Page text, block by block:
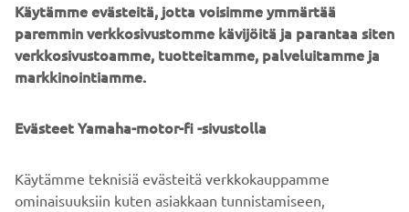
F20 BEPL .......... 4 199 € ....... Kaukohallintalaite,
sähkökäynnistys, sähkökippi
Perämoottorin mallimerkinnän viimeinen kirjain
S = lyhyt (~ 380 mm), L = pitkä (~ 510 mm), X =
Käytämme evästeitä, jotta voisimme ymmärtää
paremmin verkkosivustomme kävijöitä ja parantaa siten
verkkosivustoamme, tuotteitamme, palveluitamme ja
markkinointiamme.
Evästeet Yamaha-motor-fi -sivustolla
Käytämme teknisiä evästeitä verkkokauppamme
ominaisuuksiin kuten asiakkaan tunnistamiseen,